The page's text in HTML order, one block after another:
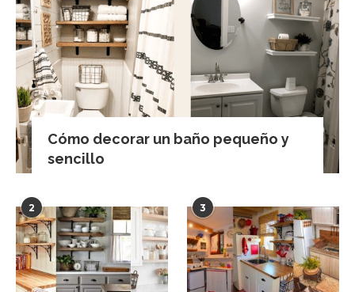
Cómo decorar un baño pequeño y
sencillo
2 3